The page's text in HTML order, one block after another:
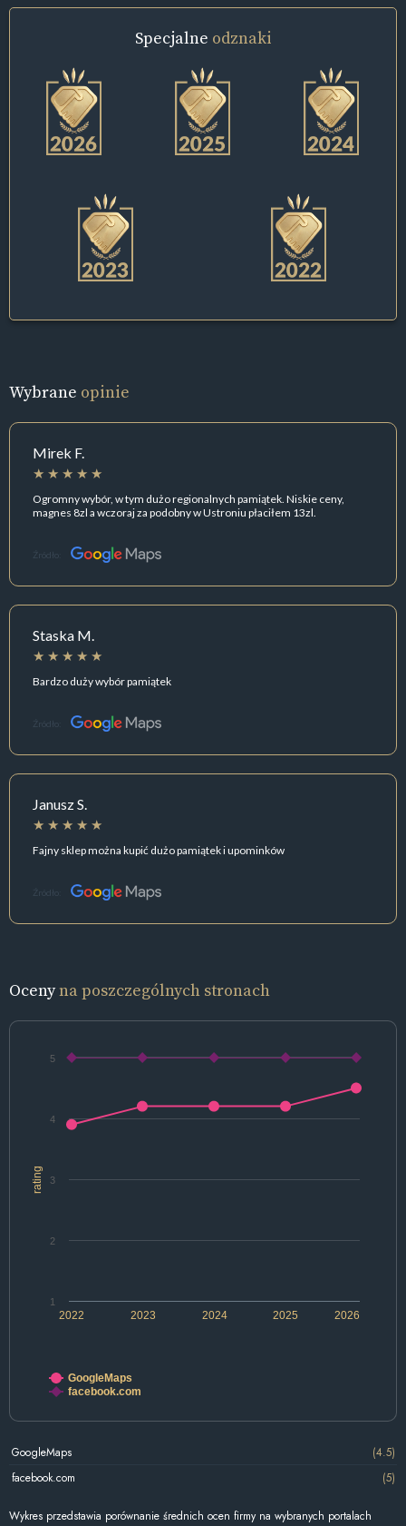
Specjalne odznaki
Wybrane opinie
Mirek F.
Ogromny wybór, w tym dużo regionalnych pamiątek. Niskie ceny,
magnes 8zl a wczoraj za podobny w Ustroniu płaciłem 13zl.
Źródło:
Staska M.
Bardzo duży wybór pamiątek
Źródło:
Janusz S.
Fajny sklep można kupić dużo pamiątek i upominków
Źródło:
Ocenyna poszczególnych stronach
rating
2022 2024 2026
2023 2025
1
2
3
4
5
GoogleMaps
facebook.com
GoogleMaps
(4.5)
facebook.com
(5)
Wykres przedstawia porównanie średnich ocen firmy na wybranych portalach